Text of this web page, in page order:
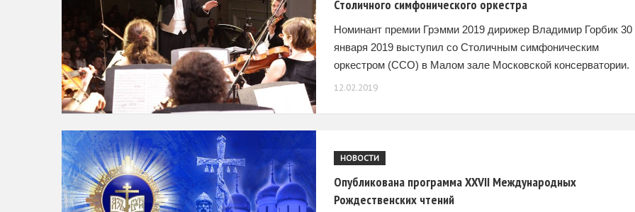
Столичного симфонического оркестра
Номинант премии Грэмми 2019 дирижер Владимир Горбик 30
января 2019 выступил со Столичным симфоническим
оркестром (ССО) в Малом зале Московской консерватории.
12.02.2019
НОВОСТИ
Опубликована программа XXVII Международных
Рождественских чтений